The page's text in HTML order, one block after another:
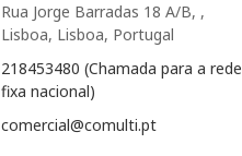
Rua Jorge Barradas 18 A/B, ,
Lisboa, Lisboa, Portugal
218453480 (Chamada para a rede
fixa nacional)
comercial@comulti.pt